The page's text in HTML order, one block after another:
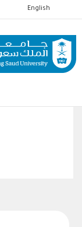
إلى
المحتوى
الرئيسي
English